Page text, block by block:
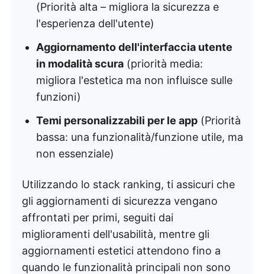
(Priorità alta – migliora la sicurezza e
l'esperienza dell'utente)
Aggiornamento dell'interfaccia utente
in modalità scura (priorità media:
migliora l'estetica ma non influisce sulle
funzioni)
Temi personalizzabili per le app (Priorità
bassa: una funzionalità/funzione utile, ma
non essenziale)
Utilizzando lo stack ranking, ti assicuri che
gli aggiornamenti di sicurezza vengano
affrontati per primi, seguiti dai
miglioramenti dell'usabilità, mentre gli
aggiornamenti estetici attendono fino a
quando le funzionalità principali non sono